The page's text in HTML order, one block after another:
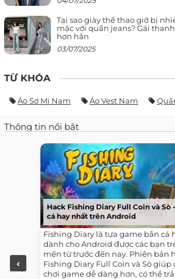
Tại sao giày thể thao giờ bị
mặc với quần jeans? Gái
hơn hẳn
03/07/2025
TỪ KHÓA
Áo Sơ Mi Nam Áo Vest Nam
Thông tin nổi bật
Hack Fishing Diary Full Coin và Sò
cá hay nhất trên Android
Fishing Diary là tựa game bắn cá
dành cho Android được các bạn
mến từ trước đến nay. Phiên bản
Fishing Diary Full Coin và Sò giúp
chơi game dễ dàng hơn, có thể